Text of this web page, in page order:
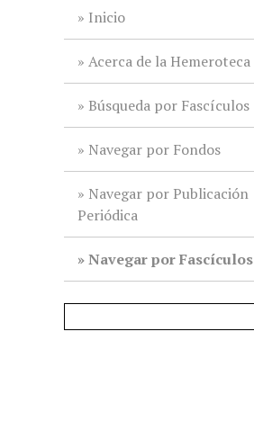
Inicio
Acerca de la Hemeroteca
Búsqueda por Fascículos
Navegar por Fondos
Navegar por Publicación
Periódica
Navegar por Fascículos